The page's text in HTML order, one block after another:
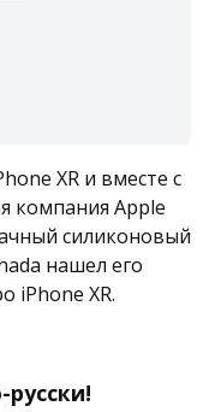
XR и вместе с
компания Apple
силиконовый
нашел его
iPhone XR.